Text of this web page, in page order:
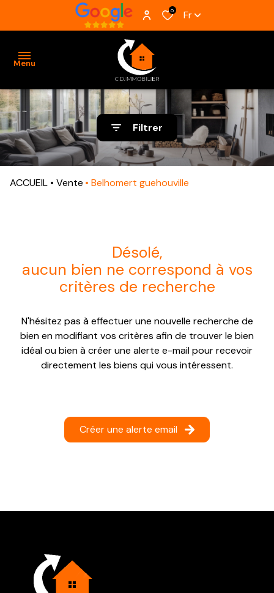
0 Fr
Menu
ACCUEIL
VENTES
BIENS
VENDUS
CONTACT
Filtrer
ACCUEIL Vente Belhomert guehouville
désolé,
aucun bien ne correspond à vos
critères de recherche
N'hésitez pas à effectuer une nouvelle recherche de
bien en modifiant vos critères afin de trouver le bien
idéal ou bien à créer une alerte e-mail pour recevoir
directement les biens qui vous intéressent.
Créer une alerte email